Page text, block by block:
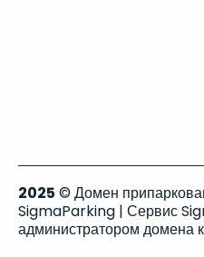
2025 © Домен
SigmaParking | Сервис
администратором домена